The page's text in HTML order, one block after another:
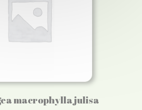
macrophylla julisa